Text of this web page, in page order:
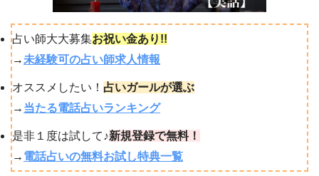
占い師大大募集お祝い金あり!!
→未経験可の占い師求人情報
オススメしたい！ 占いガールが選ぶ
→ 当たる電話占いランキング
是非１度は試して♪新規登録で無料！
→ 電話占いの無料お試し特典一覧